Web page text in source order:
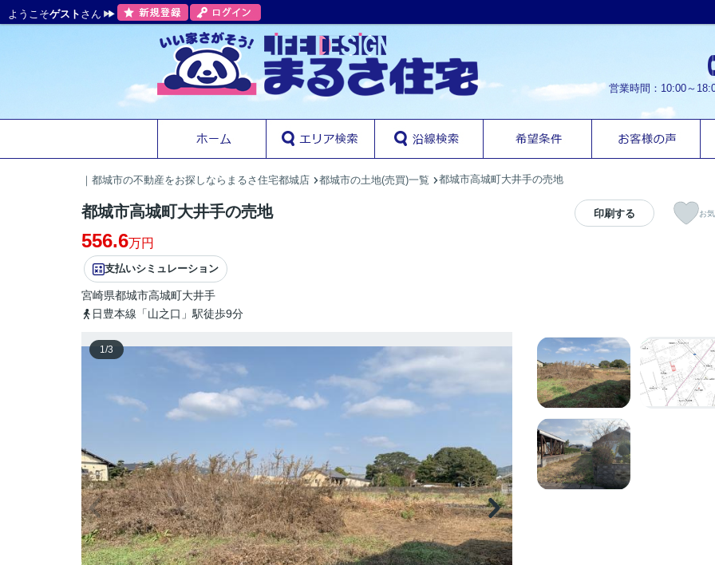
ようこそゲスト さん
営業時間：10:00～
｜都城市の不動産をお探しならまるさ住宅都城店 都城市の土地(売買)一覧 都城市高城町大井手の売地
都城市高城町大井手の売地
556.6万円
支払いシミュレーション
宮崎県都城市高城町大井手
日豊本線「山之口」駅徒歩9分
印刷する お
1/3